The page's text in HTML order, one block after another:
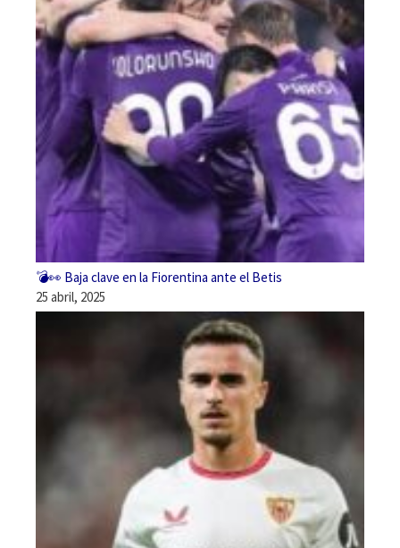
💣👀 Baja clave en la Fiorentina ante el Betis
25 abril, 2025